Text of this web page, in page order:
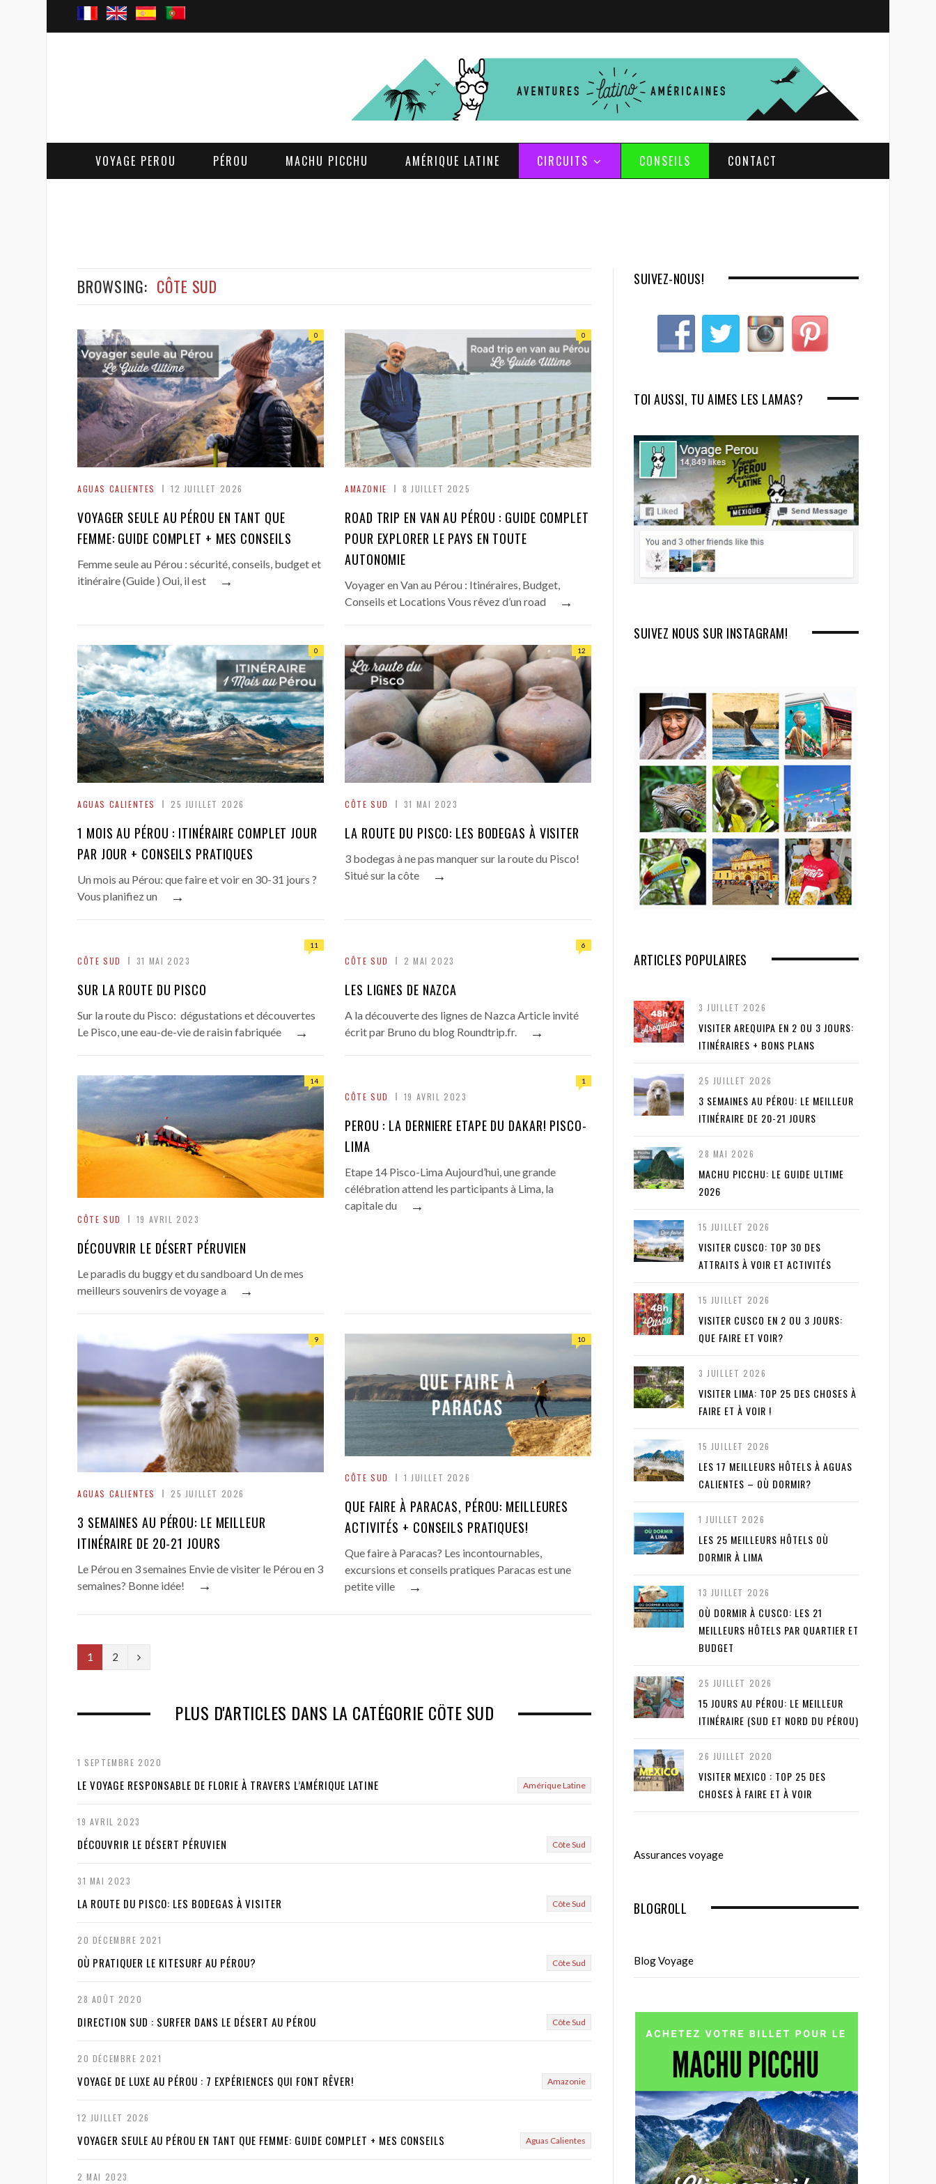
c
VOYAGE PEROU PÉROU MACHU PICCHU AMÉRIQUE LATINE CIRCUITS CONSEILS CONTACT
BROWSING: CÔTE SUD
AGUAS CALIENTES 12 JUILLET 2026
0
VOYAGER SEULE AU PÉROU EN TANT QUE
FEMME: GUIDE COMPLET + MES CONSEILS
Femme seule au Pérou : sécurité, conseils, budget et
itinéraire (Guide ) Oui, il est
→
AMAZONIE 8 JUILLET 2025
0
ROAD TRIP EN VAN AU PÉROU : GUIDE COMPLET
POUR EXPLORER LE PAYS EN TOUTE
AUTONOMIE
Voyager en Van au Pérou : Itinéraires, Budget,
Conseils et Locations Vous rêvez d’un road
→
AGUAS CALIENTES 25 JUILLET 2026
0
1 MOIS AU PÉROU : ITINÉRAIRE COMPLET JOUR
PAR JOUR + CONSEILS PRATIQUES
Un mois au Pérou: que faire et voir en 30-31 jours ?
Vous planifiez un
→
CÔTE SUD 31 MAI 2023
12
LA ROUTE DU PISCO: LES BODEGAS À VISITER
3 bodegas à ne pas manquer sur la route du Pisco!
Situé sur la côte
→
CÔTE SUD 31 MAI 2023
11
SUR LA ROUTE DU PISCO
Sur la route du Pisco: dégustations et découvertes
Le Pisco, une eau-de-vie de raisin fabriquée
→
CÔTE SUD 2 MAI 2023
6
LES LIGNES DE NAZCA
A la découverte des lignes de Nazca Article invité
écrit par Bruno du blog Roundtrip.fr.
→
CÔTE SUD 19 AVRIL 2023
14
DÉCOUVRIR LE DÉSERT PÉRUVIEN
Le paradis du buggy et du sandboard Un de mes
meilleurs souvenirs de voyage a
→
CÔTE SUD 19 AVRIL 2023
1
PEROU : LA DERNIERE ETAPE DU DAKAR! PISCO-
LIMA
Etape 14 Pisco-Lima Aujourd’hui, une grande
célébration attend les participants à Lima, la
capitale du
→
AGUAS CALIENTES 25 JUILLET 2026
9
3 SEMAINES AU PÉROU: LE MEILLEUR
ITINÉRAIRE DE 20-21 JOURS
Le Pérou en 3 semaines Envie de visiter le Pérou en 3
semaines? Bonne idée!
→
CÔTE SUD 1 JUILLET 2026
10
QUE FAIRE À PARACAS, PÉROU: MEILLEURES
ACTIVITÉS + CONSEILS PRATIQUES!
Que faire à Paracas? Les incontournables,
excursions et conseils pratiques Paracas est une
petite ville
→
1 2
N
PLUS D'ARTICLES DANS LA CATÉGORIE CÔTE SUD
1 SEPTEMBRE 2020
LE VOYAGE RESPONSABLE DE FLORIE À TRAVERS L’AMÉRIQUE LATINE Amérique Latine
19 AVRIL 2023
DÉCOUVRIR LE DÉSERT PÉRUVIEN Côte Sud
31 MAI 2023
LA ROUTE DU PISCO: LES BODEGAS À VISITER Côte Sud
20 DÉCEMBRE 2021
OÙ PRATIQUER LE KITESURF AU PÉROU? Côte Sud
28 AOÛT 2020
DIRECTION SUD : SURFER DANS LE DÉSERT AU PÉROU Côte Sud
20 DÉCEMBRE 2021
VOYAGE DE LUXE AU PÉROU : 7 EXPÉRIENCES QUI FONT RÊVER! Amazonie
12 JUILLET 2026
VOYAGER SEULE AU PÉROU EN TANT QUE FEMME: GUIDE COMPLET + MES CONSEILS Aguas Calientes
2 MAI 2023
SUIVEZ-NOUS!
TOI AUSSI, TU AIMES LES LAMAS?
SUIVEZ NOUS SUR INSTAGRAM!
ARTICLES POPULAIRES
3 JUILLET 2026
VISITER AREQUIPA EN 2 OU 3 JOURS:
ITINÉRAIRES + BONS PLANS
25 JUILLET 2026
3 SEMAINES AU PÉROU: LE MEILLEUR
ITINÉRAIRE DE 20-21 JOURS
28 MAI 2026
MACHU PICCHU: LE GUIDE ULTIME
2026
15 JUILLET 2026
VISITER CUSCO: TOP 30 DES
ATTRAITS À VOIR ET ACTIVITÉS
15 JUILLET 2026
VISITER CUSCO EN 2 OU 3 JOURS:
QUE FAIRE ET VOIR?
3 JUILLET 2026
VISITER LIMA: TOP 25 DES CHOSES À
FAIRE ET À VOIR !
15 JUILLET 2026
LES 17 MEILLEURS HÔTELS À AGUAS
CALIENTES – OÙ DORMIR?
1 JUILLET 2026
LES 25 MEILLEURS HÔTELS OÙ
DORMIR À LIMA
13 JUILLET 2026
OÙ DORMIR À CUSCO: LES 21
MEILLEURS HÔTELS PAR QUARTIER ET
BUDGET
25 JUILLET 2026
15 JOURS AU PÉROU: LE MEILLEUR
ITINÉRAIRE (SUD ET NORD DU PÉROU)
26 JUILLET 2020
VISITER MEXICO : TOP 25 DES
CHOSES À FAIRE ET À VOIR
Assurances voyage
BLOGROLL
Blog Voyage